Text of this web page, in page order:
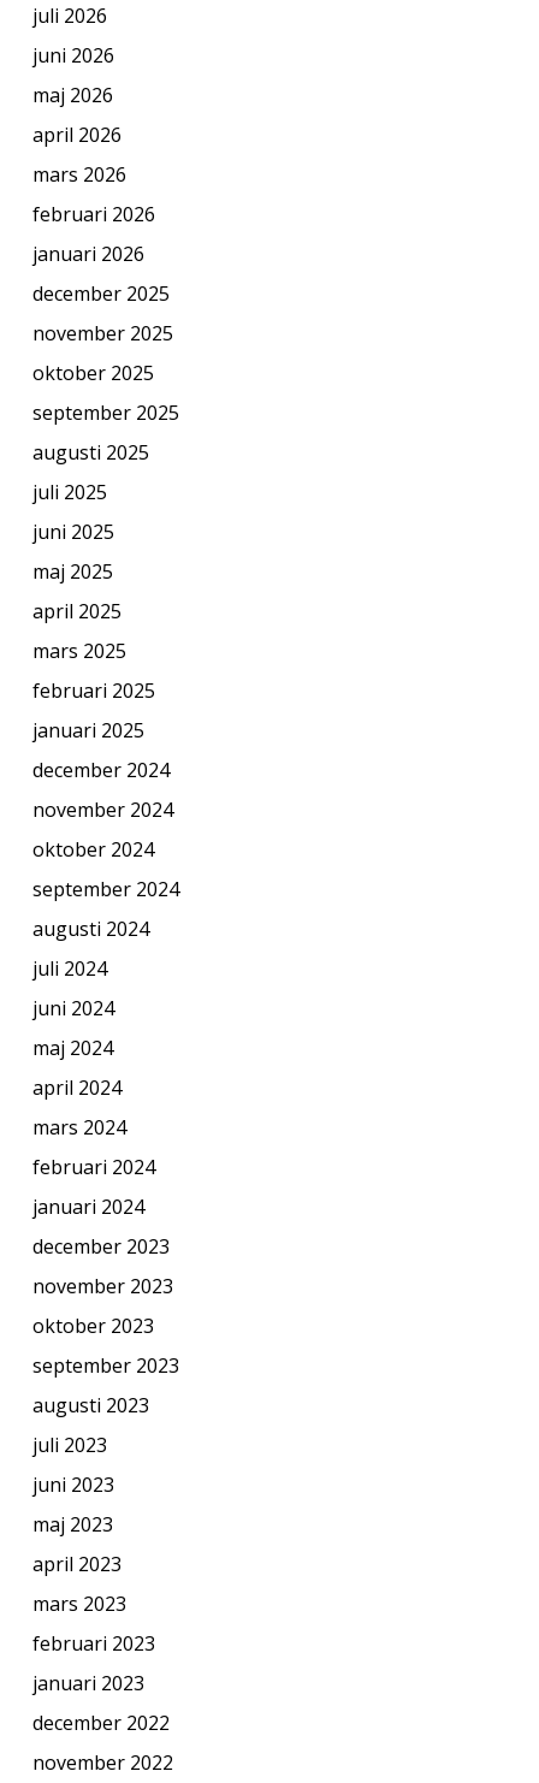
juli 2026
juni 2026
maj 2026
april 2026
mars 2026
februari 2026
januari 2026
december 2025
november 2025
oktober 2025
september 2025
augusti 2025
juli 2025
juni 2025
maj 2025
april 2025
mars 2025
februari 2025
januari 2025
december 2024
november 2024
oktober 2024
september 2024
augusti 2024
juli 2024
juni 2024
maj 2024
april 2024
mars 2024
februari 2024
januari 2024
december 2023
november 2023
oktober 2023
september 2023
augusti 2023
juli 2023
juni 2023
maj 2023
april 2023
mars 2023
februari 2023
januari 2023
december 2022
november 2022